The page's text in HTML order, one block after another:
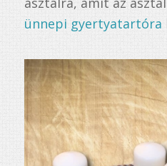
ünnepi gyertyatartóra